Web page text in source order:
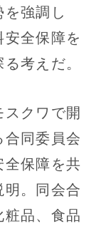
強調し
全保障を
考えだ。
クワで開
同委員会
保障を共
。同会合
品、食品